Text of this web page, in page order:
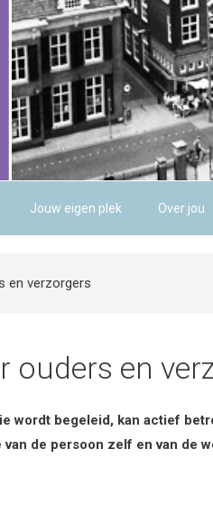
Jouw eigen plek Over jou
en verzorgers
ouders en
wordt begeleid, kan actief
de persoon zelf en van de